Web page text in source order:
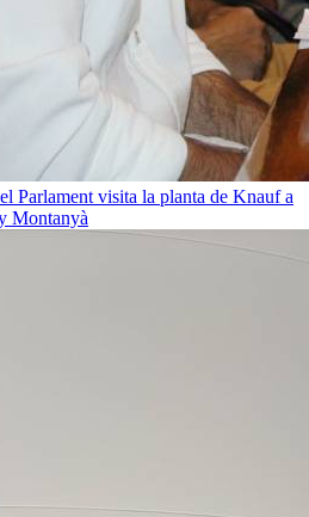
Parlament visita la planta de Knauf a
Montanyà